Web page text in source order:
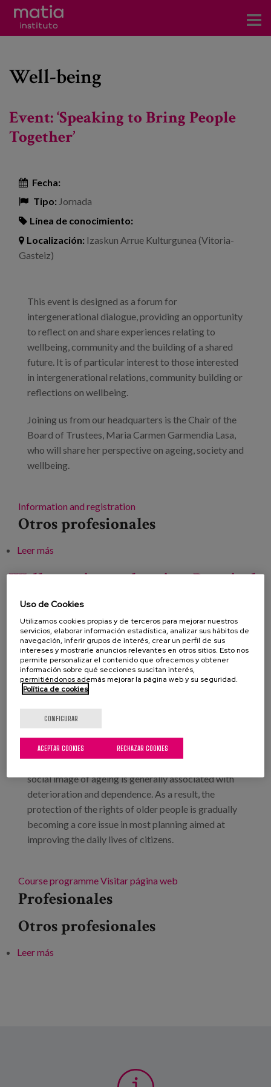
Investigación
Participación en foros
Formación
Noticias
Prensa
Trabaja con nosotros
Canal de denuncias
Well-being
Event: ‘Speaking to Bring People
Together’
Fecha:
Tipo: Jornada
Línea de conocimiento:
Localización: Izaskun Arrue Kulturgunea (Vitoria-
Gasteiz)
This event is designed as a forum for
intergenerational dialogue, providing an opportunity
to reflect on and share experiences relating to
wellbeing, community and the building of a shared
future. It is of particular interest to those interested
in intergenerational relations, community building or
reflections on wellbeing.
Joining us from our headquarters is the Chair of the
Board of Trustees, Maria Carmen Garmendia Lasa,
who will share her perspective on ageing, society and
wellbeing.
Information and registration
Otros profesionales
Leer más
Well-treating and ageing. Practical
implications
Fecha:
Tipo:Curso
Línea de conocimiento:
Despite the great heterogeneity that characterises
social image of ageing is generally associated with
deterioration and dependence. As a result, the
protection of the rights of older people is gradually
becoming a core issue in most planning aimed at
improving the daily lives of citizens.
Course programmeVisitar página web
Profesionales
Otros profesionales
Leer más
Uso de Cookies
Utilizamos cookies propias y de terceros para mejorar nuestros
servicios, elaborar información estadística, analizar sus hábitos de
navegación, inferir grupos de interés, crear un perfil de sus
intereses y mostrarle anuncios relevantes en otros sitios. Esto nos
permite personalizar el contenido que ofrecemos y obtener
información sobre qué secciones suscitan interés,
permitiéndonos además mejorar la página web y su seguridad.
Política de cookies
CONFIGURAR
RECHAZAR COOKIES
ACEPTAR COOKIES